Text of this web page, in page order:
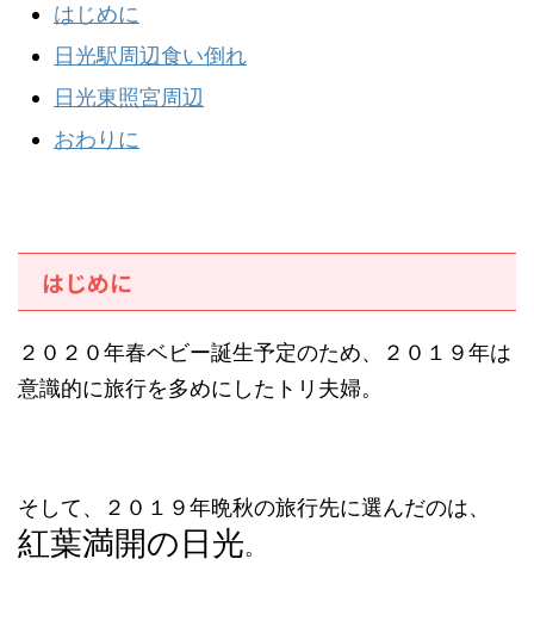
はじめに
日光駅周辺食い倒れ
日光東照宮周辺
おわりに
はじめに
２０２０年春ベビー誕生予定のため、２０１９年は
意識的に旅行を多めにしたトリ夫婦。
そして、２０１９年晩秋の旅行先に選んだのは、
紅葉満開の日光。